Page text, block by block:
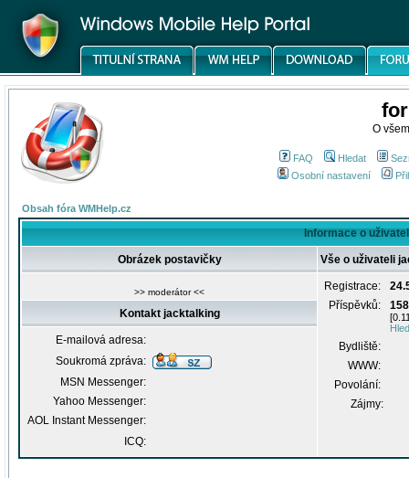
O
FAQ Hledat
Osobní nastavení
Obsah fóra WMHelp.cz
Informace o
Obrázek postavičky Vše o uživateli
>> moderátor << Registrace:
Příspěvků:
158
Bydliště:
WWW:
Povolání:
Zájmy:
Kontakt jacktalking
E-mailová adresa:
Soukromá zpráva:
MSN Messenger:
Yahoo Messenger:
AOL Instant Messenger:
ICQ: